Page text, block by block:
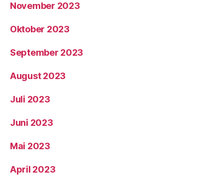
November 2023
Oktober 2023
September 2023
August 2023
Juli 2023
Juni 2023
Mai 2023
April 2023